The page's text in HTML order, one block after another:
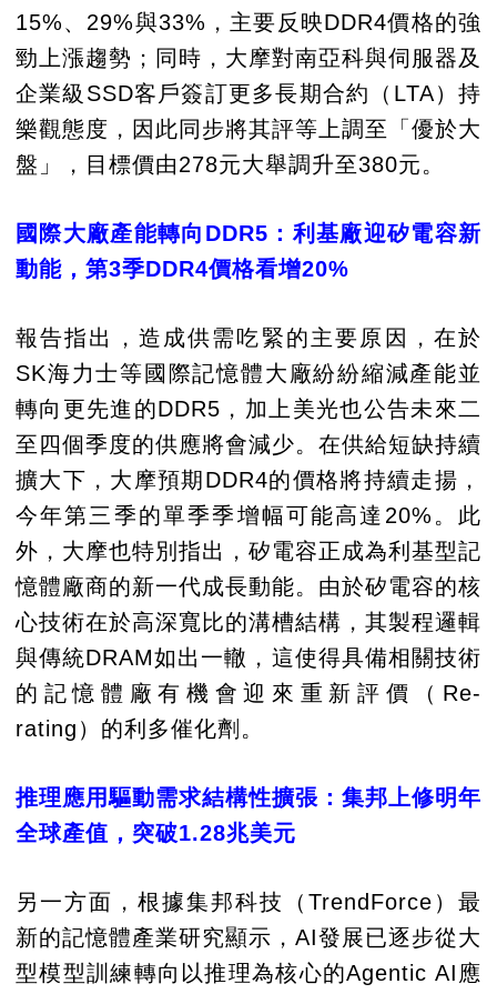
15%、29%與33%，主要反映DDR4價格的強
勁上漲趨勢；同時，大摩對南亞科與伺服器及
企業級SSD客戶簽訂更多長期合約（LTA）持
樂觀態度，因此同步將其評等上調至「優於大
盤」，目標價由278元大舉調升至380元。
國際大廠產能轉向DDR5：利基廠迎矽電容新
動能，第3季DDR4價格看增20%
報告指出，造成供需吃緊的主要原因，在於
SK海力士等國際記憶體大廠紛紛縮減產能並
轉向更先進的DDR5，加上美光也公告未來二
至四個季度的供應將會減少。在供給短缺持續
擴大下，大摩預期DDR4的價格將持續走揚，
今年第三季的單季季增幅可能高達20%。此
外，大摩也特別指出，矽電容正成為利基型記
憶體廠商的新一代成長動能。由於矽電容的核
心技術在於高深寬比的溝槽結構，其製程邏輯
與傳統DRAM如出一轍，這使得具備相關技術
的記憶體廠有機會迎來重新評價（Re-
rating）的利多催化劑。
推理應用驅動需求結構性擴張：集邦上修明年
全球產值，突破1.28兆美元
另一方面，根據集邦科技（TrendForce）最
新的記憶體產業研究顯示，AI發展已逐步從大
型模型訓練轉向以推理為核心的Agentic AI應